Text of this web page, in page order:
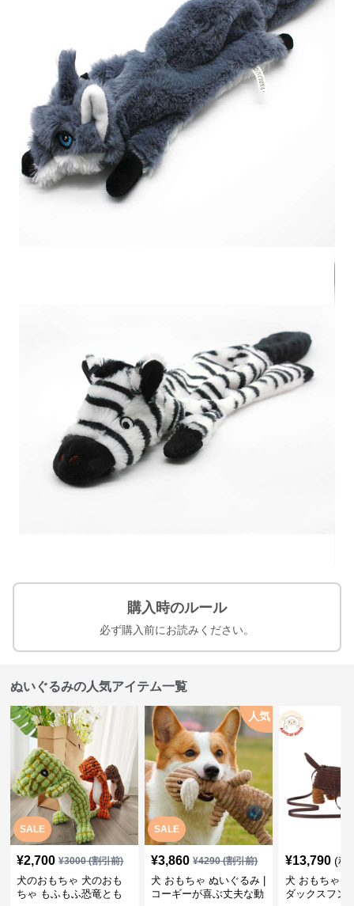
購入時のルール
必ず購入前にお読みください。
ぬいぐるみの人気アイテム一覧
SALE
¥2,700 ¥3000(割引前)
犬のおもちゃ 犬のおも
ちゃ もふもふ恐竜とも
SALE
人気
¥3,860 ¥4290(割引前)
犬 おもちゃ ぬいぐるみ |
コーギーが喜ぶ丈夫な動
¥13,790 (税
犬 おもちゃ
ダックスフン